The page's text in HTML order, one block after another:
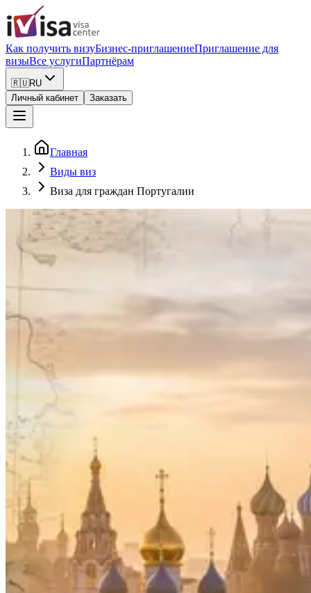
Как получить визуБизнес-приглашениеПриглашение для
визыВсе услугиПартнёрам
🇷🇺RU
Личный кабинет
Заказать
Главная
Виды виз
Виза для граждан Португалии